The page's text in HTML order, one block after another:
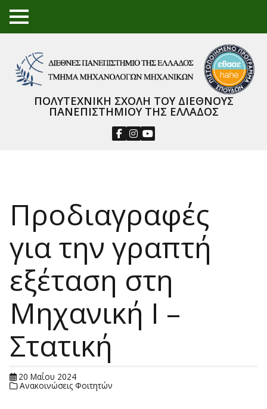
TO
GGL
NU
ΠΟΛΥΤΕΧΝΙΚΗ ΣΧΟΛΗ ΤΟΥ ΔΙΕΘΝΟΥΣ
ΠΑΝΕΠΙΣΤΗΜΙΟΥ ΤΗΣ ΕΛΛΑΔΟΣ
Προδιαγραφές
για την γραπτή
εξέταση στη
Μηχανική Ι –
Στατική
20 Μαΐου 2024
Ανακοινώσεις Φοιτητών